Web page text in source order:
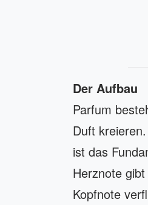
Der Aufbau
Parfum
Duft
ist das
Herznote
Kopfnote